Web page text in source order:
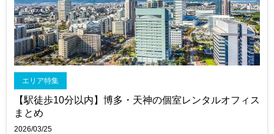
【駅徒歩10分以内】博多・天神の個室レンタルオフィス
まとめ
エリア特集
2026/03/25